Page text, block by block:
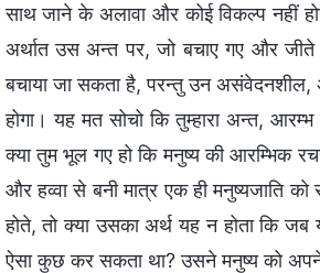
साथ जाने के अलावा और कोई विकल्प नहीं
अर्थात उस अन्त पर, जो बचाए गए और जीते
बचाया जा सकता है, परन्तु उन असंवेदनशील,
होगा। यह मत सोचो कि तुम्हारा अन्त,
क्या तुम भूल गए हो कि मनुष्य की आरम्भिक
और हव्वा से बनी मात्र एक ही मनुष्यजाति
होते, तो क्या उसका अर्थ यह न होता कि
ऐसा कुछ कर सकता था? उसने मनुष्य को अपने